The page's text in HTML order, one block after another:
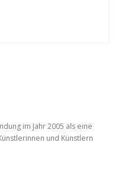
im Jahr 2005 als eine
und Künstlern